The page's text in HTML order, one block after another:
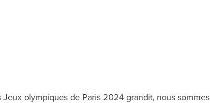
olympiques de Paris 2024 grandit, nous sommes